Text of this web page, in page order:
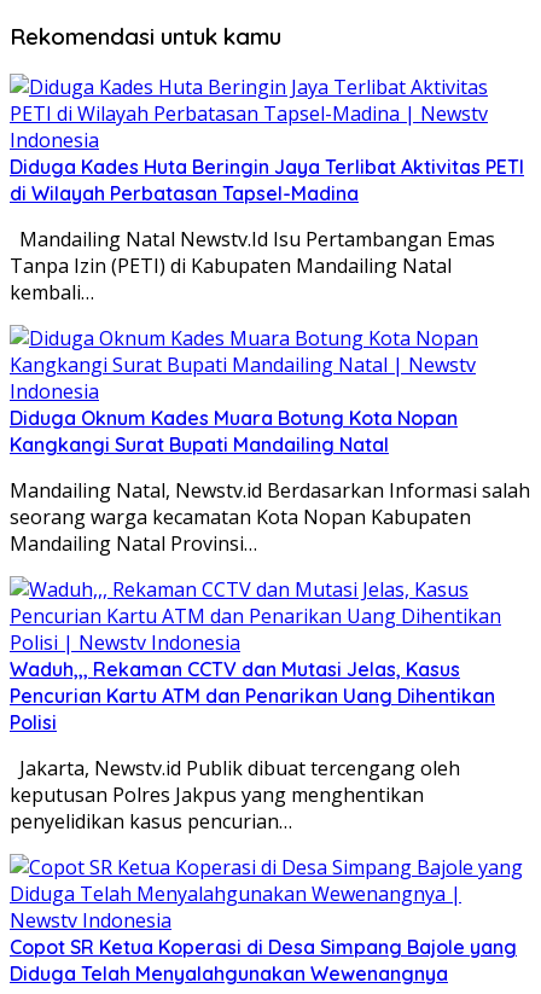
Rekomendasi untuk kamu
Diduga Kades Huta Beringin Jaya Terlibat Aktivitas PETI
di Wilayah Perbatasan Tapsel-Madina
Mandailing Natal Newstv.Id Isu Pertambangan Emas
Tanpa Izin (PETI) di Kabupaten Mandailing Natal
kembali…
Diduga Oknum Kades Muara Botung Kota Nopan
Kangkangi Surat Bupati Mandailing Natal
Mandailing Natal, Newstv.id Berdasarkan Informasi salah
seorang warga kecamatan Kota Nopan Kabupaten
Mandailing Natal Provinsi…
Waduh,,, Rekaman CCTV dan Mutasi Jelas, Kasus
Pencurian Kartu ATM dan Penarikan Uang Dihentikan
Polisi
Jakarta, Newstv.id Publik dibuat tercengang oleh
keputusan Polres Jakpus yang menghentikan
penyelidikan kasus pencurian…
Copot SR Ketua Koperasi di Desa Simpang Bajole yang
Diduga Telah Menyalahgunakan Wewenangnya